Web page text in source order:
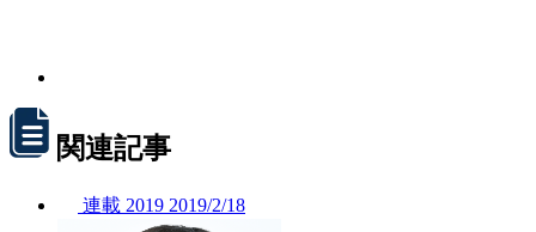
関連記事
連載 2019 2019/2/18